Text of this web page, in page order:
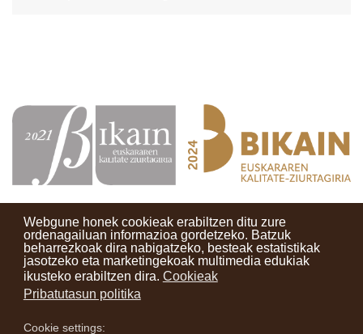
Webgune honek cookieak erabiltzen ditu zure
ordenagailuan informazioa gordetzeko. Batzuk
beharrezkoak dira nabigatzeko, besteak estatistikak
jasotzeko eta marketingekoak multimedia edukiak
ikusteko erabiltzen dira. Cookieak
Pribatutasun politika
Cookie settings:
Kontaktuak Erabilera baldintzak Lege oharra
Berriak
Zure iritzia